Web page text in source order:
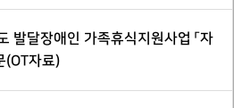
발달장애인 가족휴식지원사업 「자
(OT자료)